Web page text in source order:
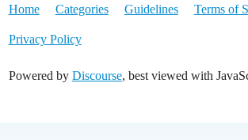
Home Categories Guidelines Terms of
Privacy Policy
Powered by Discourse, best viewed with